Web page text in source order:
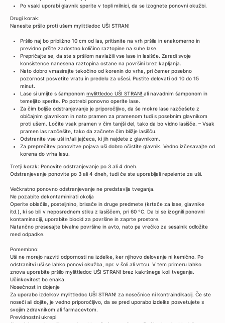
Po vsaki uporabi glavnik sperite v topli milnici, da se izognete ponovni okužbi.
Drugi korak:
Nanesite pršilo proti ušem mylittledoc UŠI STRAN!
Pršilo naj bo približno 10 cm od las, pritisnite na vrh pršila in enakomerno in
previdno pršite zadostno količino raztopine na suhe lase.
Prepričajte se, da ste s pršilom navlažili vse lase in lasišče. Zaradi svoje
konsistence nanesena raztopina ostane na površini brez kapljanja.
Nato dobro vmasirajte tekočino od korenin do vrha, pri čemer posebno
pozornost posvetite vratu in predelu za ušesi. Pustite delovati od 10 do 15
minut.
Lase si umijte s šamponom mylittledoc UŠI STRAN! ali navadnim šamponom in
temeljito sperite. Po potrebi ponovno operite lase.
Za čim boljše odstranjevanje je priporočljivo, da še mokre lase razčešete z
običajnim glavnikom in nato pramen za pramenom tudi s posebnim glavnikom
proti ušem. Ločite vsak pramen v čim tanjši del, tako da bo vidno lasišče. – Vsak
pramen las razčešite, tako da začnete čim bližje lasišču.
Odstranite vse uši in/ali jajčeca, ki jih najdete z glavnikom.
Za preprečitev ponovitve pojava uši dobro očistite glavnik. Vedno izčesavajte od
korena do vrha lasu.
Tretji korak: Ponovite odstranjevanje po 3 ali 4 dneh.
Odstranjevanje ponovite po 3 ali 4 dneh, tudi če ste uporabljali repelente za uši.
Večkratno ponovno odstranjevanje ne predstavlja tveganja.
Ne pozabite dekontaminirati okolja
Operite oblačila, posteljnino, brisače in druge predmete (krtače za lase, glavnike
itd.), ki so bili v neposrednem stiku z lasiščem, pri 60 °C. Da bi se izognili ponovni
kontaminaciji, uporabite biocid za površine in zaprte prostore.
Natančno presesajte bivalne površine in avto, nato pa vrečko za sesalnik odložite
med odpadke.
Pomembno:
Uši ne morejo razviti odpornosti na izdelke, ker njihovo delovanje ni kemično. Po
odstranitvi uši se lahko ponovi okužba, npr. v šoli ali vrtcu. V tem primeru lahko
znova uporabite pršilo mylittledoc UŠI STRAN! brez kakršnega koli tveganja.
Učinkovitost bo enaka.
Nosečnost in dojenje
Za uporabo izdelkov mylittledoc UŠI STRAN! za nosečnice ni kontraindikacij. Če ste
noseči ali dojite, je vedno priporočljivo, da se pred uporabo izdelka posvetujete s
svojim zdravnikom ali farmacevtom.
Previdnostni ukrepi